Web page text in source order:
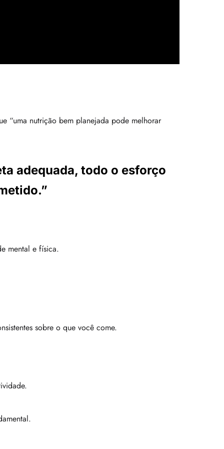
“uma nutrição bem planejada pode melhorar
adequada, todo o esforço
mental e física.
sobre o que você come.